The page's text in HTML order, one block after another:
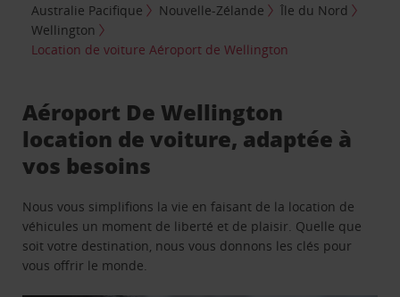
Australie Pacifique
Nouvelle-Zélande
Île du Nord
Wellington
Location de voiture Aéroport de Wellington
Aéroport De Wellington
location de voiture, adaptée à
vos besoins
Nous vous simplifions la vie en faisant de la location de
véhicules un moment de liberté et de plaisir. Quelle que
soit votre destination, nous vous donnons les clés pour
vous offrir le monde.